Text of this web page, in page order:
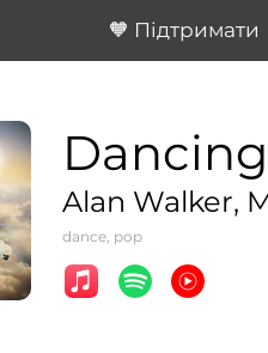
🧡 Підтримати
Alan Walker,
dance, pop